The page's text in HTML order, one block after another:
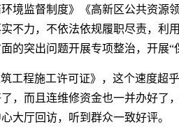
境监督制度》《高新区公共资源
不力，不依法依规履职尽责，利
的突出问题开展专项整治，开展“
工程施工许可证》，这个速度超
，而且连维修资金也一并办好
大厅回访，听到群众一致好评。